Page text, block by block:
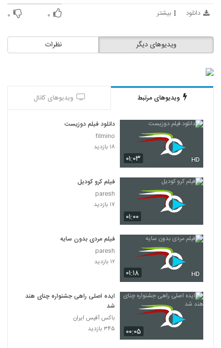
دانلود بیشتر ۰ ۰
نظرات ویدیوهای دیگر
ویدیوهای مرتبط ویدیوهای کانال
۰۱:۰۳ HD
دانلود فیلم دوزیست
filmino
۱۸ بازدید
۰۱:۰۰
فیلم کرو کودیل
paresh
۱۷ بازدید
۰۱:۱۸ HD
فیلم مردی بدون سایه
paresh
۱۲ بازدید
۰۰:۰۵
ایده اصلی راهی جشنواره چنای هند
شد
باکس آفیس ایران
۳۴۵ بازدید